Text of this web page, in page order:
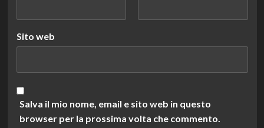
Sito web
Salva il mio nome, email e sito web in questo
browser per la prossima volta che commento.